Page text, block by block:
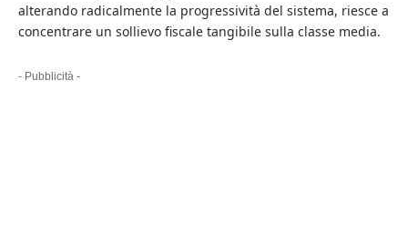
alterando radicalmente la progressività del sistema, riesce a
concentrare un sollievo fiscale tangibile sulla classe media.
- Pubblicità -